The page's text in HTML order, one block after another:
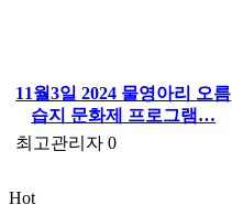
11월3일 2024 물영아리 오름
습지 문화제 프로그램…
최고관리자 0
Hot